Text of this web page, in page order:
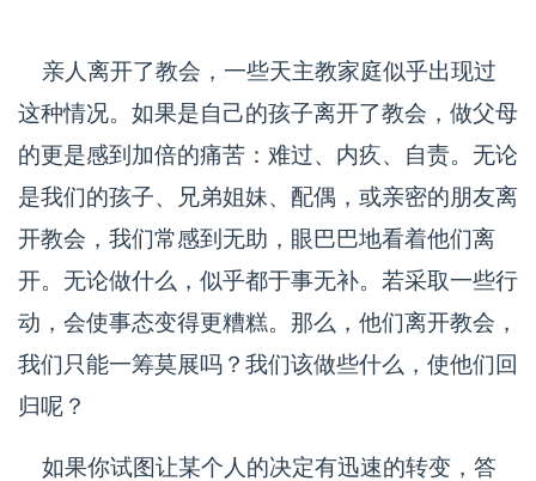
亲人离开了教会，一些天主教家庭似乎出现过
这种情况。如果是自己的孩子离开了教会，做父母
的更是感到加倍的痛苦：难过、内疚、自责。无论
是我们的孩子、兄弟姐妹、配偶，或亲密的朋友离
开教会，我们常感到无助，眼巴巴地看着他们离
开。无论做什么，似乎都于事无补。若采取一些行
动，会使事态变得更糟糕。那么，他们离开教会，
我们只能一筹莫展吗？我们该做些什么，使他们回
归呢？
如果你试图让某个人的决定有迅速的转变，答